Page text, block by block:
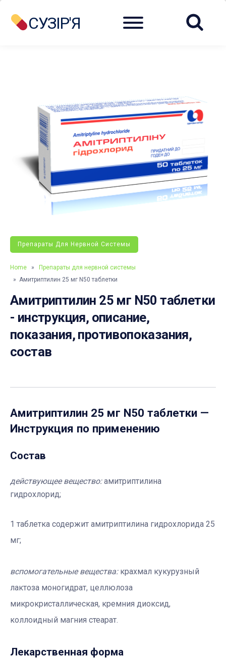
СУЗІР'Я Menu
Препараты Для Нервной Системы
Home »
Препараты для нервной системы
» Амитриптилин 25 мг N50 таблетки
Амитриптилин 25 мг N50 таблетки
- инструкция, описание,
показания, противопоказания,
состав
Амитриптилин 25 мг N50 таблетки —
Инструкция по применению
Состав
действующее вещество:амитриптилина
гидрохлорид;
1 таблетка содержит амитриптилина гидрохлорида 25
мг;
вспомогательные вещества:крахмал кукурузный
лактоза моногидрат, целлюлоза
микрокристаллическая, кремния диоксид,
коллоидный магния стеарат.
Лекарственная форма